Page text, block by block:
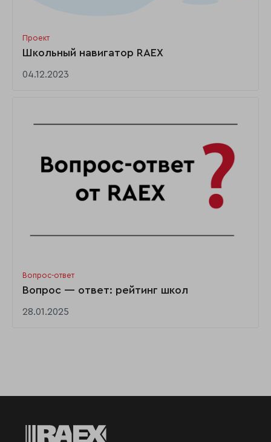
Проект
Школьный навигатор RAEX
04.12.2023
Вопрос-ответ
Вопрос — ответ: рейтинг школ
28.01.2025